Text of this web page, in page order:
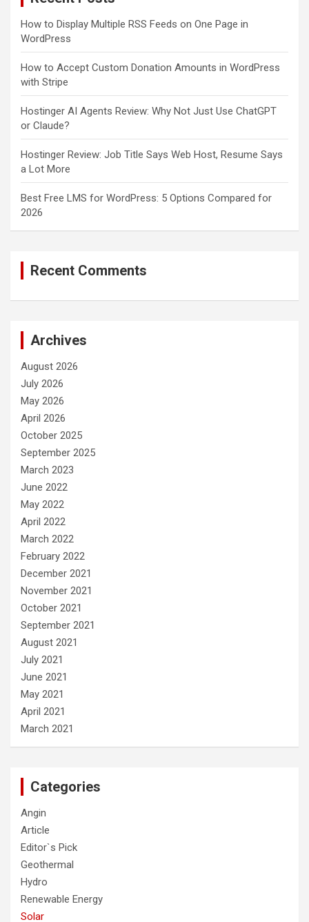
How to Display Multiple RSS Feeds on One Page in
WordPress
How to Accept Custom Donation Amounts in WordPress
with Stripe
Hostinger AI Agents Review: Why Not Just Use ChatGPT
or Claude?
Hostinger Review: Job Title Says Web Host, Resume Says
a Lot More
Best Free LMS for WordPress: 5 Options Compared for
2026
Recent Comments
Archives
August 2026
July 2026
May 2026
April 2026
October 2025
September 2025
March 2023
June 2022
May 2022
April 2022
March 2022
February 2022
December 2021
November 2021
October 2021
September 2021
August 2021
July 2021
June 2021
May 2021
April 2021
March 2021
Categories
Angin
Article
Editor`s Pick
Geothermal
Hydro
Renewable Energy
Solar